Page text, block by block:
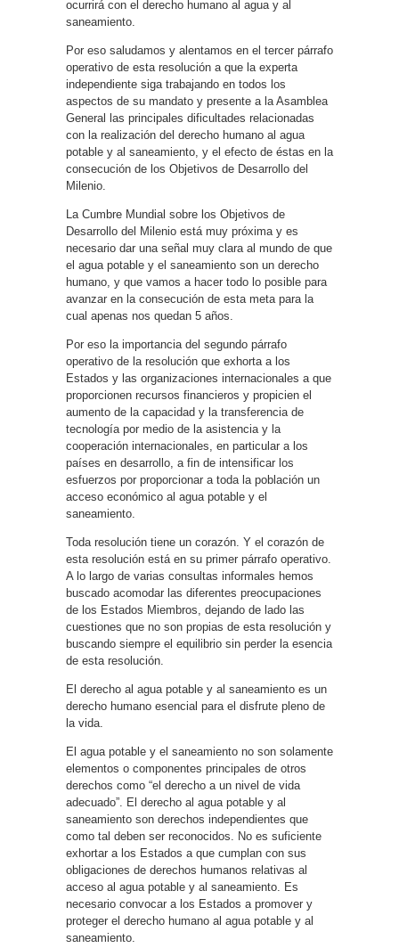
ocurrirá con el derecho humano al agua y al
saneamiento.
Por eso saludamos y alentamos en el tercer párrafo
operativo de esta resolución a que la experta
independiente siga trabajando en todos los
aspectos de su mandato y presente a la Asamblea
General las principales dificultades relacionadas
con la realización del derecho humano al agua
potable y al saneamiento, y el efecto de éstas en la
consecución de los Objetivos de Desarrollo del
Milenio.
La Cumbre Mundial sobre los Objetivos de
Desarrollo del Milenio está muy próxima y es
necesario dar una señal muy clara al mundo de que
el agua potable y el saneamiento son un derecho
humano, y que vamos a hacer todo lo posible para
avanzar en la consecución de esta meta para la
cual apenas nos quedan 5 años.
Por eso la importancia del segundo párrafo
operativo de la resolución que exhorta a los
Estados y las organizaciones internacionales a que
proporcionen recursos financieros y propicien el
aumento de la capacidad y la transferencia de
tecnología por medio de la asistencia y la
cooperación internacionales, en particular a los
países en desarrollo, a fin de intensificar los
esfuerzos por proporcionar a toda la población un
acceso económico al agua potable y el
saneamiento.
Toda resolución tiene un corazón. Y el corazón de
esta resolución está en su primer párrafo operativo.
A lo largo de varias consultas informales hemos
buscado acomodar las diferentes preocupaciones
de los Estados Miembros, dejando de lado las
cuestiones que no son propias de esta resolución y
buscando siempre el equilibrio sin perder la esencia
de esta resolución.
El derecho al agua potable y al saneamiento es un
derecho humano esencial para el disfrute pleno de
la vida.
El agua potable y el saneamiento no son solamente
elementos o componentes principales de otros
derechos como “el derecho a un nivel de vida
adecuado”. El derecho al agua potable y al
saneamiento son derechos independientes que
como tal deben ser reconocidos. No es suficiente
exhortar a los Estados a que cumplan con sus
obligaciones de derechos humanos relativas al
acceso al agua potable y al saneamiento. Es
necesario convocar a los Estados a promover y
proteger el derecho humano al agua potable y al
saneamiento.